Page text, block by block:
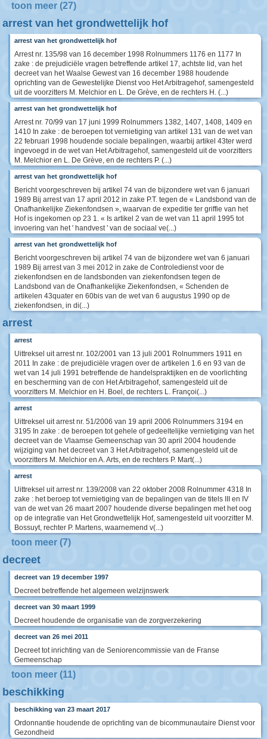
toon meer (27)
arrest van het grondwettelijk hof
arrest van het grondwettelijk hof
Arrest nr. 135/98 van 16 december 1998 Rolnummers 1176 en 1177 In
zake : de prejudiciële vragen betreffende artikel 17, achtste lid, van het
decreet van het Waalse Gewest van 16 december 1988 houdende
oprichting van de Gewestelijke Dienst voo Het Arbitragehof, samengesteld
uit de voorzitters M. Melchior en L. De Grève, en de rechters H. (...)
arrest van het grondwettelijk hof
Arrest nr. 70/99 van 17 juni 1999 Rolnummers 1382, 1407, 1408, 1409 en
1410 In zake : de beroepen tot vernietiging van artikel 131 van de wet van
22 februari 1998 houdende sociale bepalingen, waarbij artikel 43ter werd
ingevoegd in de wet van Het Arbitragehof, samengesteld uit de voorzitters
M. Melchior en L. De Grève, en de rechters P. (...)
arrest van het grondwettelijk hof
Bericht voorgeschreven bij artikel 74 van de bijzondere wet van 6 januari
1989 Bij arrest van 17 april 2012 in zake P.T. tegen de « Landsbond van de
Onafhankelijke Ziekenfondsen », waarvan de expeditie ter griffie van het
Hof is ingekomen op 23 1. « Is artikel 2 van de wet van 11 april 1995 tot
invoering van het ' handvest ' van de sociaal ve(...)
arrest van het grondwettelijk hof
Bericht voorgeschreven bij artikel 74 van de bijzondere wet van 6 januari
1989 Bij arrest van 3 mei 2012 in zake de Controledienst voor de
ziekenfondsen en de landsbonden van ziekenfondsen tegen de
Landsbond van de Onafhankelijke Ziekenfondsen, « Schenden de
artikelen 43quater en 60bis van de wet van 6 augustus 1990 op de
ziekenfondsen, in di(...)
arrest
arrest
Uittreksel uit arrest nr. 102/2001 van 13 juli 2001 Rolnummers 1911 en
2011 In zake : de prejudiciële vragen over de artikelen 1.6 en 93 van de
wet van 14 juli 1991 betreffende de handelspraktijken en de voorlichting
en bescherming van de con Het Arbitragehof, samengesteld uit de
voorzitters M. Melchior en H. Boel, de rechters L. Françoi(...)
arrest
Uittreksel uit arrest nr. 51/2006 van 19 april 2006 Rolnummers 3194 en
3195 In zake : de beroepen tot gehele of gedeeltelijke vernietiging van het
decreet van de Vlaamse Gemeenschap van 30 april 2004 houdende
wijziging van het decreet van 3 Het Arbitragehof, samengesteld uit de
voorzitters M. Melchior en A. Arts, en de rechters P. Mart(...)
arrest
Uittreksel uit arrest nr. 139/2008 van 22 oktober 2008 Rolnummer 4318 In
zake : het beroep tot vernietiging van de bepalingen van de titels III en IV
van de wet van 26 maart 2007 houdende diverse bepalingen met het oog
op de integratie van Het Grondwettelijk Hof, samengesteld uit voorzitter M.
Bossuyt, rechter P. Martens, waarnemend v(...)
toon meer (7)
decreet
decreet van 19 december 1997
Decreet betreffende het algemeen welzijnswerk
decreet van 30 maart 1999
Decreet houdende de organisatie van de zorgverzekering
decreet van 26 mei 2011
Decreet tot inrichting van de Seniorencommissie van de Franse
Gemeenschap
toon meer (11)
beschikking
beschikking van 23 maart 2017
Ordonnantie houdende de oprichting van de bicommunautaire Dienst voor
Gezondheid